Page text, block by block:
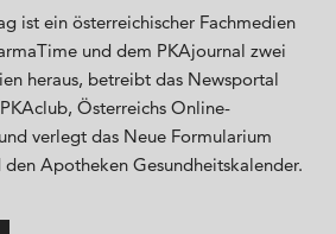
ist ein österreichischer Fachmedien
und dem PKAjournal zwei
heraus, betreibt das Newsportal
Österreichs Online-
verlegt das Neue Formularium
Apotheken Gesundheitskalender.